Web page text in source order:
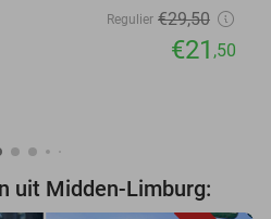
Regulier €29,50
€21 ,50
uit Midden-Limburg: